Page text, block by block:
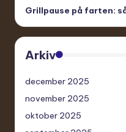
Grillpause på farten:
Arkiv
december 2025
november 2025
oktober 2025